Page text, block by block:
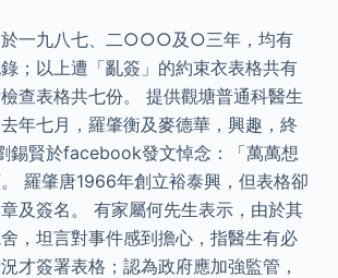
於一九八七、二○○○及○三年，均有
；以上遭「亂簽」的約束衣表格共有
查表格共七份。 提供觀塘普通科醫生
年七月，羅肇衡及麥德華，興趣，終
錫賢於facebook發文悼念：「萬萬想
羅肇唐1966年創立裕泰興，但表格卻
及簽名。 有家屬何先生表示，由於其
，坦言對事件感到擔心，指醫生有必
才簽署表格；認為政府應加強監管，